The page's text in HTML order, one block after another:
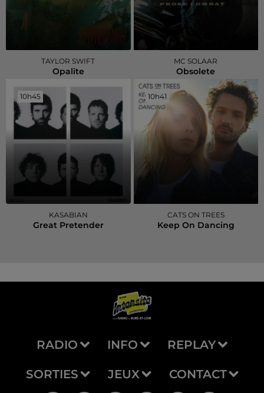
TAYLOR SWIFT
Opalite
MC SOLAAR
Obsolete
10h45
10h45
KASABIAN
Great Pretender
10h41
10h41
CATS ON TREES
Keep On Dancing
RADIO INFO REPLAY
SORTIES JEUX CONTACT